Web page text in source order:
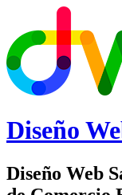
Diseño
Diseño Web